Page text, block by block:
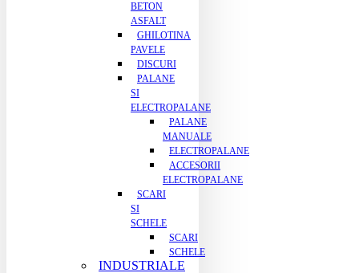
BETON
ASFALT
GHILOTINA
PAVELE
DISCURI
PALANE
SI
ELECTROPALANE
PALANE
MANUALE
ELECTROPALANE
ACCESORII
ELECTROPALANE
SCARI
SI
SCHELE
SCARI
SCHELE
INDUSTRIALE